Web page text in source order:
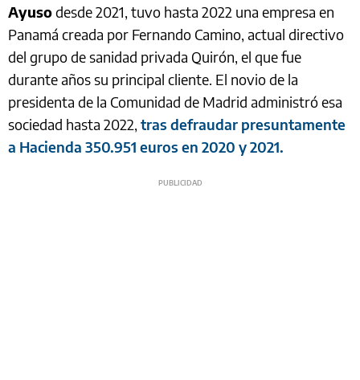
Ayusodesde 2021, tuvo hasta 2022 una empresa en
Panamá creada por Fernando Camino, actual directivo
del grupo de sanidad privada Quirón, el que fue
durante años su principal cliente. El novio de la
presidenta de la Comunidad de Madrid administró esa
sociedad hasta 2022, tras defraudar presuntamente
a Hacienda 350.951 euros en 2020 y 2021.